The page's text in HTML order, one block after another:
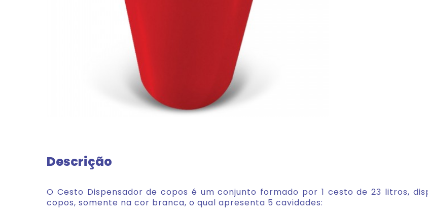
Descrição
O Cesto Dispensador de copos é um conjunto formado por 1 cesto de 23 litros,
copos, somente na cor branca, o qual apresenta 5 cavidades: